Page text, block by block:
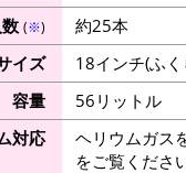
(※)
約25本
イズ
18インチ(ふ
容量
56リットル
対応
ヘリウムガス
をご覧ください